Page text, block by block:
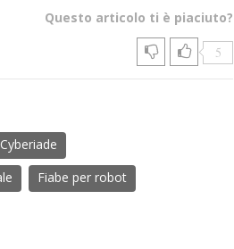
Questo articolo ti è piaciuto?
5
Cyberiade
Fiabe per robot